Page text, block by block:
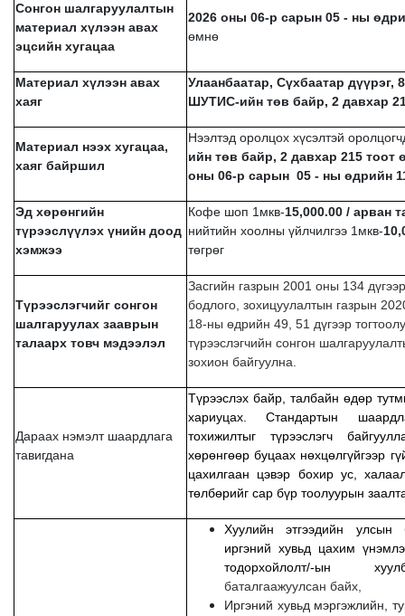
Сонгон шалгаруулалтын
материал хүлээн авах
эцсийн хугацаа
2026 оны 06-р сарын 05 - ны
өмнө
Материал хүлээн авах
хаяг
Улаанбаатар, Сүхбаатар дүүрэг,
ШУТИС-ийн төв байр, 2 давхар
Материал нээх хугацаа,
хаяг байршил
Нээлтэд оролцох хүсэлтэй
ийн төв байр, 2 давхар 215 тоот
оны 06-р сарын 05 - ны өдрийн
Эд хөрөнгийн
түрээслүүлэх үнийн доод
хэмжээ
Кофе шоп 1мкв-15,000.00 / арван
нийтийн хоолны үйлчилгээ 1мкв-
төгрөг
Түрээслэгчийг сонгон
шалгаруулах зааврын
талаарх товч мэдээлэл
Засгийн газрын 2001 оны 134
бодлого, зохицуулалтын газрын
18-ны өдрийн 49, 51 дүгээр
түрээслэгчийн сонгон
зохион байгуулна.
Дараах нэмэлт шаардлага
тавигдана
Түрээслэх байр, талбайн өдөр
хариуцах. Стандартын
тохижилтыг түрээслэгч
хөрөнгөөр буцаах нөхцөлгүйгээр
цахилгаан цэвэр бохир ус,
төлбөрийг сар бүр тоолуурын
Хуулийн этгээдийн улсын
иргэний хувьд цахим
тодорхойлолт/-ын
баталгаажуулсан байх,
Иргэний хувьд мэргэжлийн,